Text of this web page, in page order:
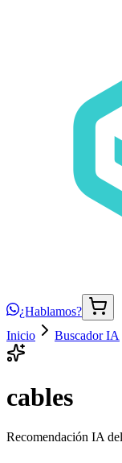
¿Hablamos?
Inicio
Buscador IA
cables
Recomendación IA